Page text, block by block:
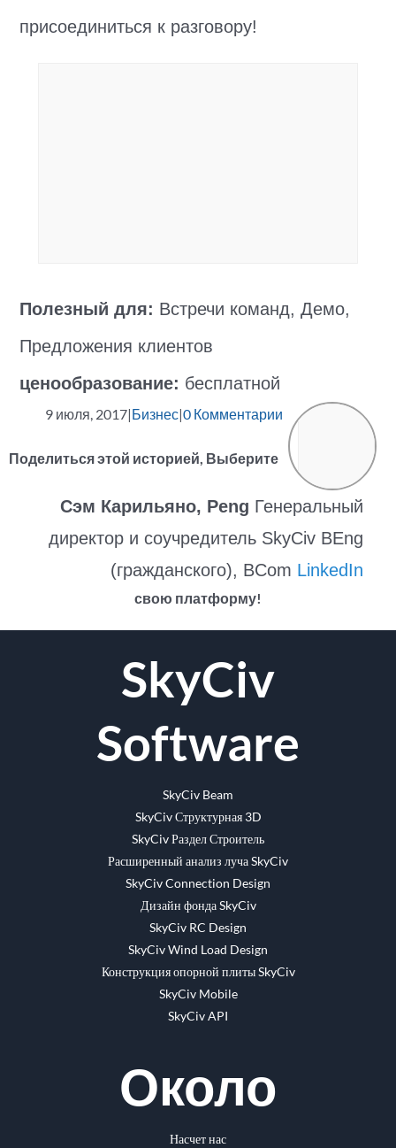
присоединиться к разговору!
Полезный для: Встречи команд, Демо,
Предложения клиентов
ценообразование: бесплатной
Сэм Карильяно, Peng Генеральный
директор и соучредитель SkyCiv BEng
(гражданского), BCom LinkedIn
9 июля, 2017|Бизнес|0 Комментарии
Поделиться этой историей, Выберите
свою платформу!
адрес
SkyCiv
Software
SkyCiv Beam
SkyCiv Структурная 3D
SkyCiv Раздел Строитель
Расширенный анализ луча SkyCiv
SkyCiv Connection Design
Дизайн фонда SkyCiv
SkyCiv RC Design
SkyCiv Wind Load Design
Конструкция опорной плиты SkyCiv
SkyCiv Mobile
SkyCiv API
Около
Насчет нас